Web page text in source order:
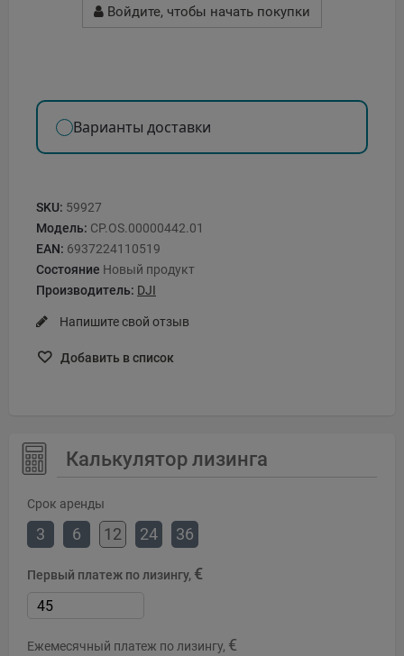
Войдите, чтобы начать покупки
Варианты доставки
SKU: 59927
Модель: CP.OS.00000442.01
EAN: 6937224110519
Состояние Новый продукт
Производитель: DJI
Напишите свой отзыв
Добавить в список
Калькулятор лизинга
Срок аренды
3 6 12 24 36
Первый платеж по лизингу, €
Ежемесячный платеж по лизингу, €